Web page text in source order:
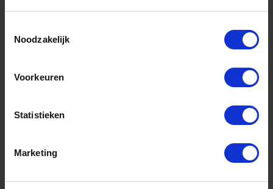
Noodzakelijk
Voorkeuren
Statistieken
Marketing
GEDORE Kraanmoersleutel 260MM
Gtin: 4017981008167,HGTE316500
€ 54,00 incl. BTW
- +